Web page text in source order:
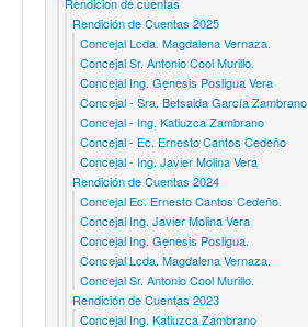
Rendición de Cuentas 2025
Concejal Lcda. Magdalena Vernaza.
Concejal Sr. Antonio Cool Murillo.
Concejal Ing. Genesis Posligua Vera
Concejal - Sra. Betsaida García Zambrano
Concejal - Ing. Katiuzca Zambrano
Concejal - Ec. Ernesto Cantos Cedeño
Concejal - Ing. Javier Molina Vera
Rendición de Cuentas 2024
Concejal Ec. Ernesto Cantos Cedeño.
Concejal Ing. Javier Molina Vera
Concejal Ing. Genesis Posligua.
Concejal Lcda. Magdalena Vernaza.
Concejal Sr. Antonio Cool Murillo.
Rendición de Cuentas 2023
Concejal Ing. Katiuzca Zambrano